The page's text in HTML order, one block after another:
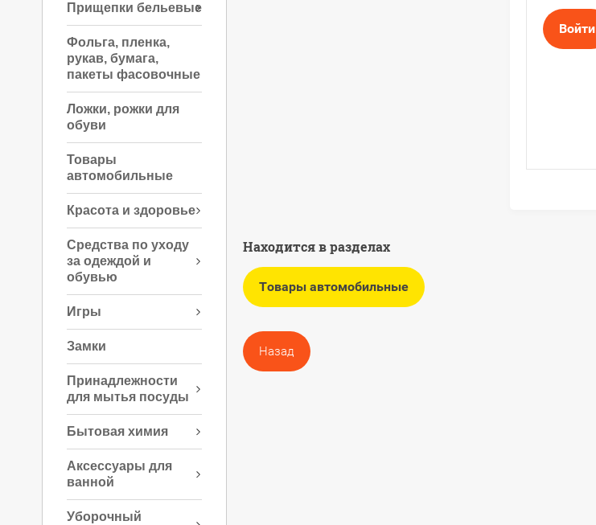
Прищепки бельевые
Фольга, пленка,
рукав, бумага,
пакеты фасовочные
Ложки, рожки для
обуви
Товары
автомобильные
Красота и здоровье
Средства по уходу
за одеждой и
обувью
Игры
Замки
Принадлежности
для мытья посуды
Бытовая химия
Аксессуары для
ванной
Уборочный
Войти
Находится в разделах
Товары автомобильные
Назад